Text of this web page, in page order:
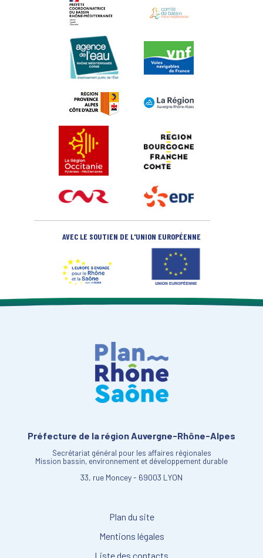
AVEC LE SOUTIEN DE L'UNION EUROPÉENNE
Préfecture de la région Auvergne-Rhône-Alpes
Secrétariat général pour les affaires régionales
Mission bassin, environnement et développement durable
33, rue Moncey - 69003 LYON
Plan du site
Mentions légales
Liste des contacts